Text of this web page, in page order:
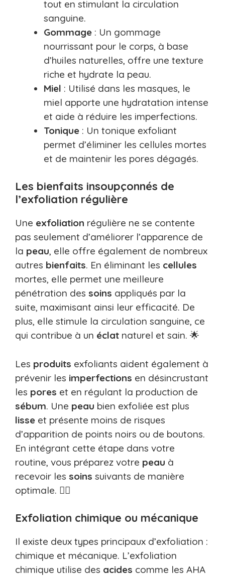
tout en stimulant la circulation
sanguine.
Gommage : Un gommage
nourrissant pour le corps, à base
d’huiles naturelles, offre une texture
riche et hydrate la peau.
Miel : Utilisé dans les masques, le
miel apporte une hydratation intense
et aide à réduire les imperfections.
Tonique : Un tonique exfoliant
permet d’éliminer les cellules mortes
et de maintenir les pores dégagés.
Les bienfaits insoupçonnés de
l’exfoliation régulière
Une exfoliation régulière ne se contente
pas seulement d’améliorer l’apparence de
la peau, elle offre également de nombreux
autres bienfaits. En éliminant les cellules
mortes, elle permet une meilleure
pénétration des soins appliqués par la
suite, maximisant ainsi leur efficacité. De
plus, elle stimule la circulation sanguine, ce
qui contribue à un éclat naturel et sain. 🌟
Les produits exfoliants aident également à
prévenir les imperfections en désincrustant
les pores et en régulant la production de
sébum. Une peau bien exfoliée est plus
lisse et présente moins de risques
d’apparition de points noirs ou de boutons.
En intégrant cette étape dans votre
routine, vous préparez votre peau à
recevoir les soins suivants de manière
optimale. 💆‍♀️
Exfoliation chimique ou mécanique
Il existe deux types principaux d’exfoliation :
chimique et mécanique. L’exfoliation
chimique utilise des acides comme les AHA